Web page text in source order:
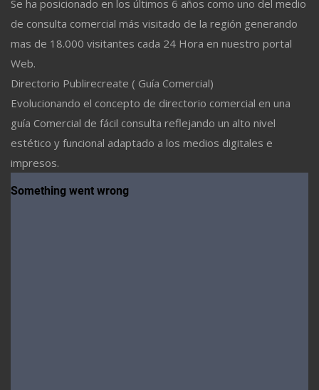
Se ha posicionado en los últimos 6 años como uno del medio
de consulta comercial más visitado de la región generando
mas de 18.000 visitantes cada 24 Hora en nuestro portal
Web.
Directorio Publirecreate ( Guía Comercial)
Evolucionando el concepto de directorio comercial en una
guía Comercial de fácil consulta reflejando un alto nivel
estético y funcional adaptado a los medios digitales e
impresos.